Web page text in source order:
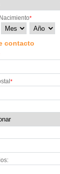
*
contacto
*